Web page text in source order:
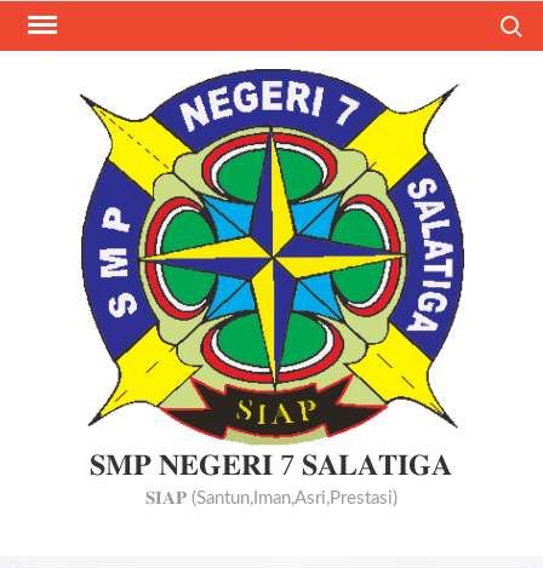
Skip
𝐒𝐌𝐏 𝐍𝐄𝐆𝐄𝐑𝐈 7 𝐒𝐀𝐋𝐀𝐓𝐈𝐆𝐀
𝐒𝐈𝐀𝐏 (Santun,Iman,Asri,Prestasi)